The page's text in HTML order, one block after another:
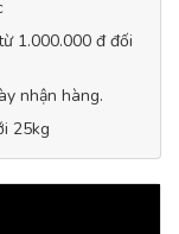
1.000.000 đ đối
nhận hàng.
25kg